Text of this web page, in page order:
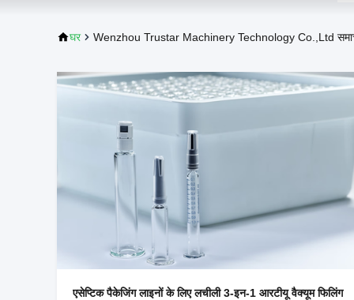
घर Wenzhou Trustar Machinery Technology Co.,Ltd
एसेप्टिक पैकेजिंग लाइनों के लिए लचीली 3-इन-1 आरटीयू वैक्यूम फिलिंग